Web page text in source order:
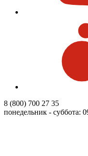
8 (800) 700 27 35
понедельник - суббота: